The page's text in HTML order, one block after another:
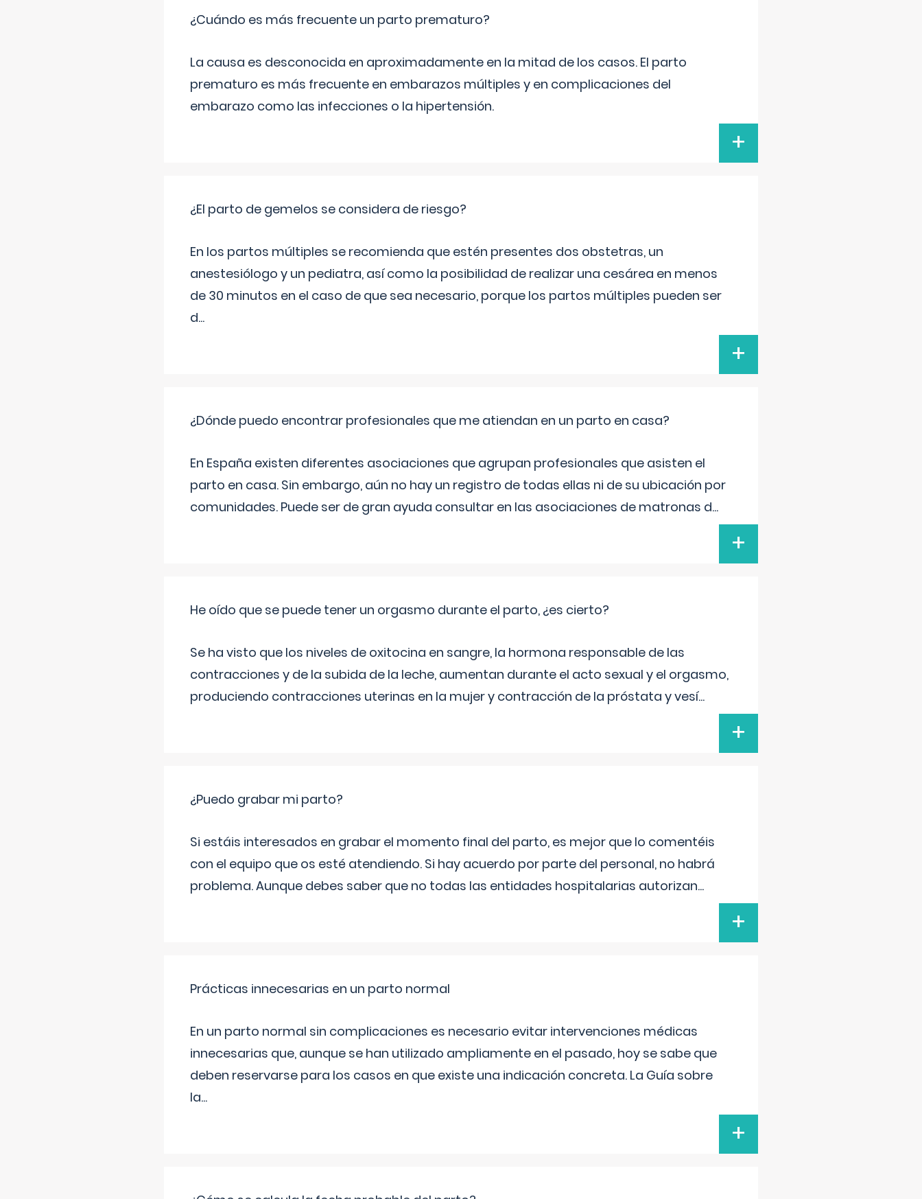
¿Cuándo es más frecuente un parto prematuro?
La causa es desconocida en aproximadamente en la mitad de los casos. El parto
prematuro es más frecuente en embarazos múltiples y en complicaciones del
embarazo como las infecciones o la hipertensión.
+
¿El parto de gemelos se considera de riesgo?
En los partos múltiples se recomienda que estén presentes dos obstetras, un
anestesiólogo y un pediatra, así como la posibilidad de realizar una cesárea en menos
de 30 minutos en el caso de que sea necesario, porque los partos múltiples pueden ser
d...
+
¿Dónde puedo encontrar profesionales que me atiendan en un parto en casa?
En España existen diferentes asociaciones que agrupan profesionales que asisten el
parto en casa. Sin embargo, aún no hay un registro de todas ellas ni de su ubicación por
comunidades. Puede ser de gran ayuda consultar en las asociaciones de matronas d...
+
He oído que se puede tener un orgasmo durante el parto, ¿es cierto?
Se ha visto que los niveles de oxitocina en sangre, la hormona responsable de las
contracciones y de la subida de la leche, aumentan durante el acto sexual y el orgasmo,
produciendo contracciones uterinas en la mujer y contracción de la próstata y vesí...
+
¿Puedo grabar mi parto?
Si estáis interesados en grabar el momento final del parto, es mejor que lo comentéis
con el equipo que os esté atendiendo. Si hay acuerdo por parte del personal, no habrá
problema. Aunque debes saber que no todas las entidades hospitalarias autorizan...
+
Prácticas innecesarias en un parto normal
En un parto normal sin complicaciones es necesario evitar intervenciones médicas
innecesarias que, aunque se han utilizado ampliamente en el pasado, hoy se sabe que
deben reservarse para los casos en que existe una indicación concreta. La Guía sobre
la...
+